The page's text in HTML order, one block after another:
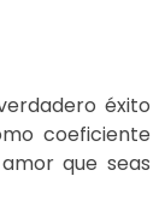
éxito
coeficiente
que seas